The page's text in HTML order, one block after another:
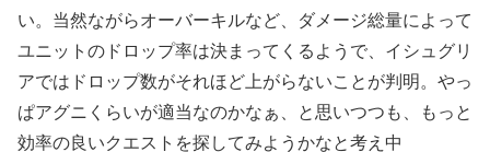
い。当然ながらオーバーキルなど、ダメージ総量によって
ユニットのドロップ率は決まってくるようで、イシュグリ
アではドロップ数がそれほど上がらないことが判明。やっ
ぱアグニくらいが適当なのかなぁ、と思いつつも、もっと
効率の良いクエストを探してみようかなと考え中